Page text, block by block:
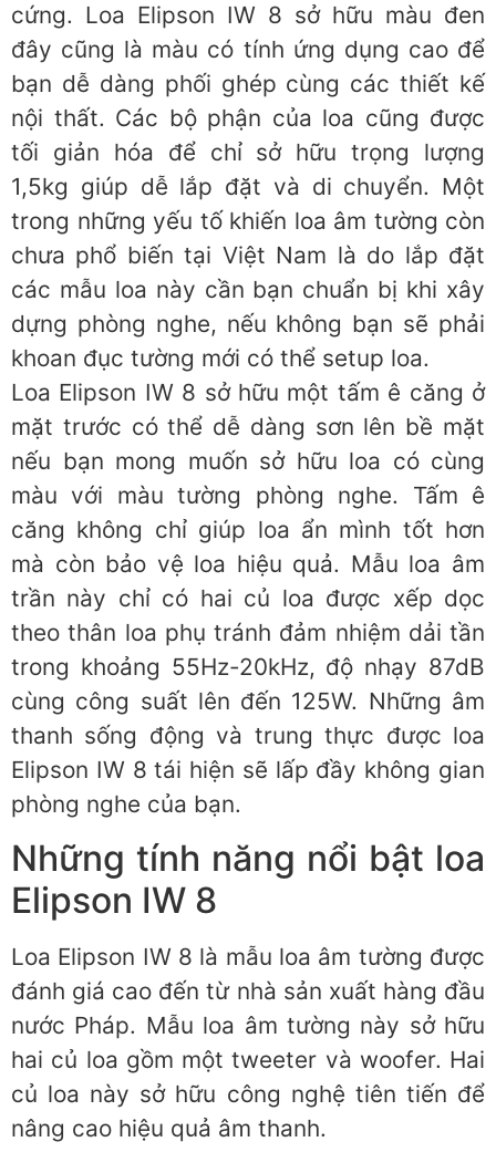
cứng. Loa Elipson IW 8 sở hữu màu đen
đây cũng là màu có tính ứng dụng cao để
bạn dễ dàng phối ghép cùng các thiết kế
nội thất. Các bộ phận của loa cũng được
tối giản hóa để chỉ sở hữu trọng lượng
1,5kg giúp dễ lắp đặt và di chuyển. Một
trong những yếu tố khiến loa âm tường còn
chưa phổ biến tại Việt Nam là do lắp đặt
các mẫu loa này cần bạn chuẩn bị khi xây
dựng phòng nghe, nếu không bạn sẽ phải
khoan đục tường mới có thể setup loa.
Loa Elipson IW 8 sở hữu một tấm ê căng ở
mặt trước có thể dễ dàng sơn lên bề mặt
nếu bạn mong muốn sở hữu loa có cùng
màu với màu tường phòng nghe. Tấm ê
căng không chỉ giúp loa ẩn mình tốt hơn
mà còn bảo vệ loa hiệu quả. Mẫu loa âm
trần này chỉ có hai củ loa được xếp dọc
theo thân loa phụ tránh đảm nhiệm dải tần
trong khoảng 55Hz-20kHz, độ nhạy 87dB
cùng công suất lên đến 125W. Những âm
thanh sống động và trung thực được loa
Elipson IW 8 tái hiện sẽ lấp đầy không gian
phòng nghe của bạn.
Những tính năng nổi bật loa
Elipson IW 8
Loa Elipson IW 8 là mẫu loa âm tường được
đánh giá cao đến từ nhà sản xuất hàng đầu
nước Pháp. Mẫu loa âm tường này sở hữu
hai củ loa gồm một tweeter và woofer. Hai
củ loa này sở hữu công nghệ tiên tiến để
nâng cao hiệu quả âm thanh.